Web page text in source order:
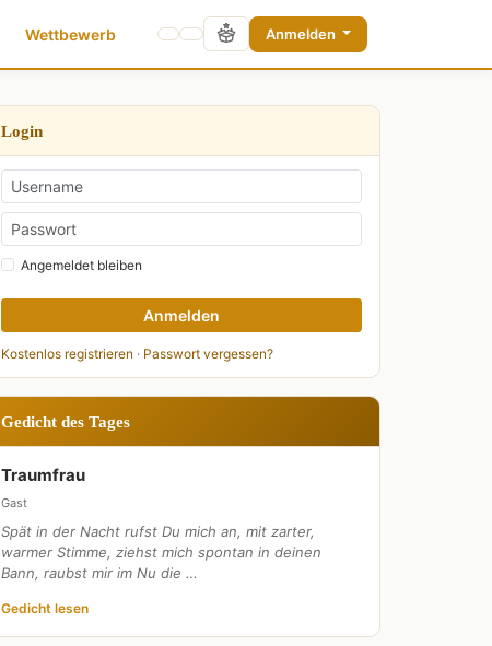
Wettbewerb Anmelden
Login
Angemeldet bleiben
Anmelden
Kostenlos registrieren · Passwort vergessen?
Gedicht des Tages
Traumfrau
Gast
Spät in der Nacht rufst Du mich an, mit zarter,
warmer Stimme, ziehst mich spontan in deinen
Bann, raubst mir im Nu die …
Gedicht lesen